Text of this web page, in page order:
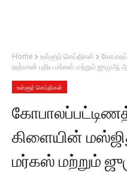
Home உள்ளூர் செய்திகள்
ரஹ்மான் புதிய மர்கஸ் மற்றும் ஜுமுஆ
உள்ளூர் செய்திகள்
கிளையின்
மர்கஸ் மற்றும்